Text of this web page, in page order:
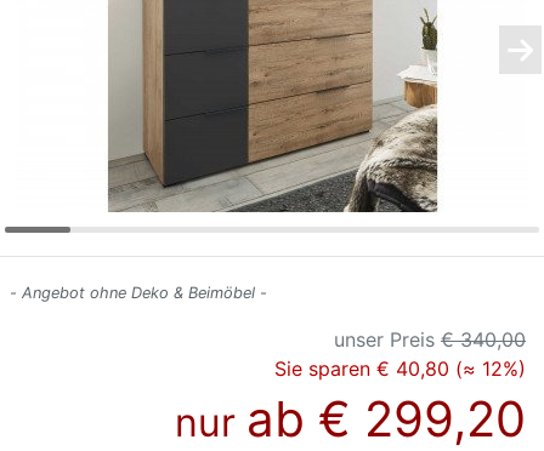
- Angebot ohne Deko & Beimöbel -
unser Preis € 340,00
Sie sparen € 40,80 (≈ 12%)
nur ab € 299,20
Letz-
Deals